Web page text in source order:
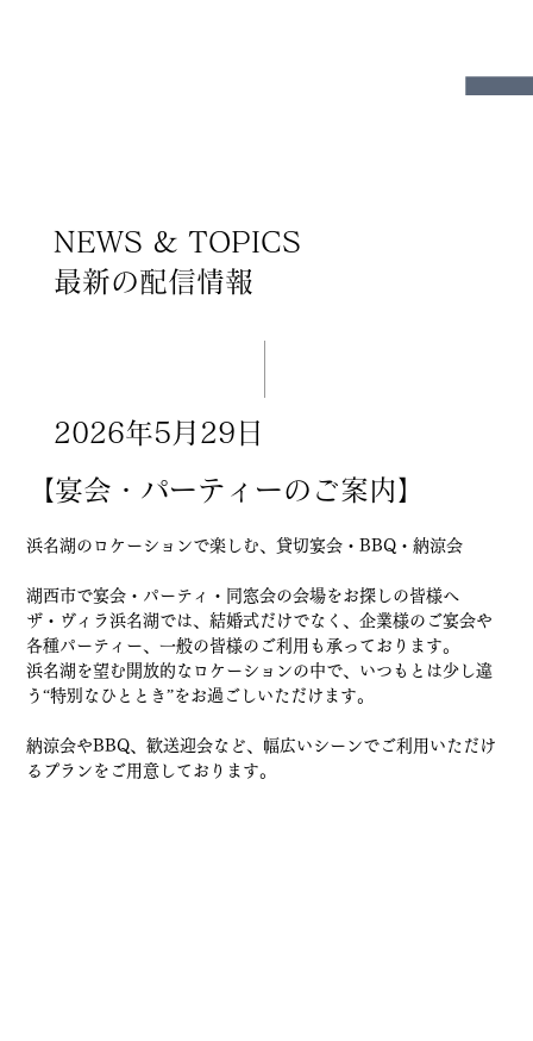
【宴会・パーティーのご案内】
浜名湖のロケーションで楽しむ、貸切宴会・BBQ・納涼会
湖西市で宴会・パーティ・同窓会の会場をお探しの皆様へ
ザ・ヴィラ浜名湖では、結婚式だけでなく、企業様のご宴会や
各種パーティー、一般の皆様のご利用も承っております。
浜名湖を望む開放的なロケーションの中で、いつもとは少し違
う“特別なひととき”をお過ごしいただけます。
納涼会やBBQ、歓送迎会など、幅広いシーンでご利用いただけ
るプランをご用意しております。
​最新の配信情報
NEWS & TOPICS
2026年5月29日